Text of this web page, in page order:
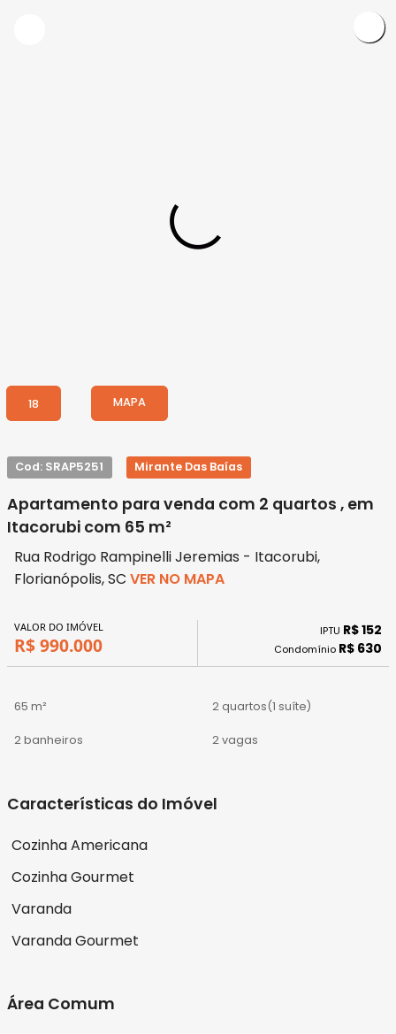
18 MAPA
Cod: SRAP5251 Mirante Das Baías
Apartamento para venda com 2 quartos , em
Itacorubi com 65 m²
Rua Rodrigo Rampinelli Jeremias - Itacorubi,
Florianópolis, SC VER NO MAPA
VALOR DO IMÓVEL
R$ 990.000
IPTU R$ 152
Condomínio R$ 630
65 m² 2 quartos(1 suíte)
2 banheiros 2 vagas
Características do Imóvel
Cozinha Americana
Cozinha Gourmet
Varanda
Varanda Gourmet
Área Comum